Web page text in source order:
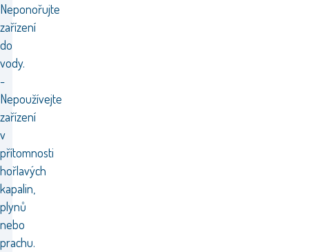
Neponořujte
zařízení
do
vody.
-
Nepoužívejte
zařízení
v
přítomnosti
hořlavých
kapalin,
plynů
nebo
prachu.